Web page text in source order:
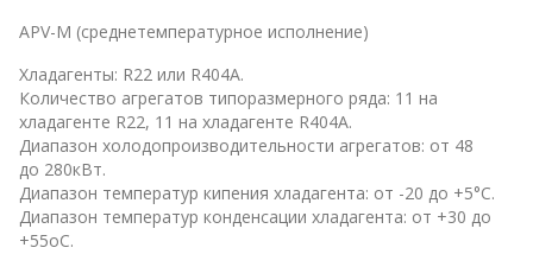
APV-M (среднетемпературное исполнение)
Хладагенты: R22 или R404А.
Количество агрегатов типоразмерного ряда: 11 на
хладагенте R22, 11 на хладагенте R404А.
Диапазон холодопроизводительности агрегатов: от 48
до 280кВт.
Диапазон температур кипения хладагента: от -20 до +5°С.
Диапазон температур конденсации хладагента: от +30 до
+55оС.